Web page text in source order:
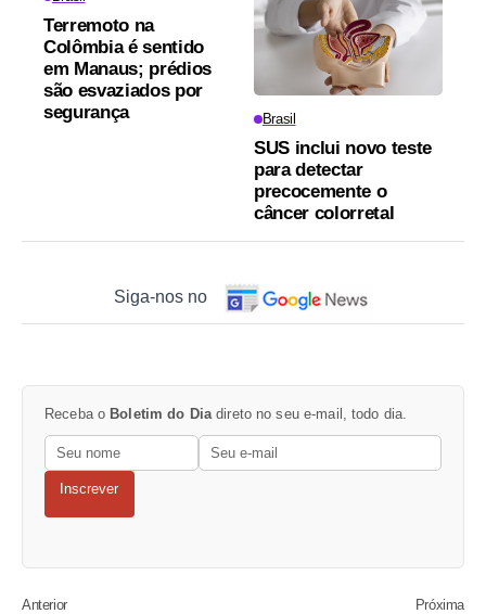
Terremoto na
Colômbia é sentido
em Manaus; prédios
são esvaziados por
segurança
Brasil
SUS inclui novo teste
para detectar
precocemente o
câncer colorretal
Siga-nos no
Receba o Boletim do Diadireto no seu e-mail, todo dia.
Inscrever
Anterior Próxima